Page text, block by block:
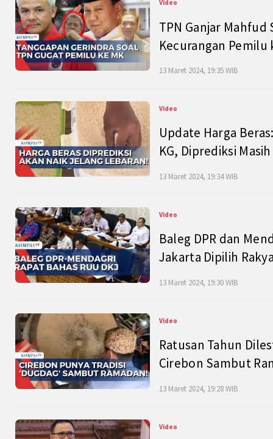
Video
TPN Ganjar Mahfud
Kecurangan Pemilu
13 Maret 2024, 19:35 WIB
Video
Update Harga
KG, Diprediksi
13 Maret 2024, 19:34 WIB
Video
Baleg DPR dan
Jakarta Dipilih
13 Maret 2024, 19:30 WIB
Video
Ratusan Tahun
Cirebon Sambut
13 Maret 2024, 19:28 WIB
Video